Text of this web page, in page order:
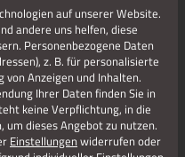
auf unserer Website.
andere uns helfen, diese
Personenbezogene Daten
z. B. für personalisierte
von Anzeigen und Inhalten.
Ihrer Daten finden Sie in
keine Verpflichtung, in die
dieses Angebot zu nutzen.
Einstellungen widerrufen oder